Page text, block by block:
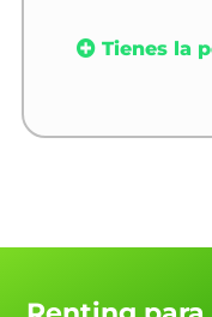
Tienes la